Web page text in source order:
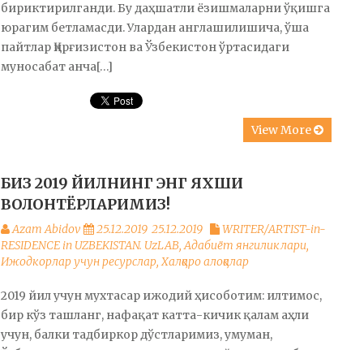
бириктирилганди. Бу даҳшатли ёзишмаларни ўқишга
юрагим бетламасди. Улардан англашилишича, ўша
пайтлар Қирғизистон ва Ўзбекистон ўртасидаги
муносабат анча[…]
View More
БИЗ 2019 ЙИЛНИНГ ЭНГ ЯХШИ
ВОЛОНТЁРЛАРИМИЗ!
Azam Abidov 25.12.2019 25.12.2019
WRITER/ARTIST-in-
RESIDENCE in UZBEKISTAN. UzLAB,Адабиёт янгиликлари,
Ижодкорлар учун ресурслар,Халқаро алоқалар
2019 йил учун мухтасар ижодий ҳисоботим: илтимос,
бир кўз ташланг, нафақат катта-кичик қалам аҳли
учун, балки тадбиркор дўстларимиз, умуман,